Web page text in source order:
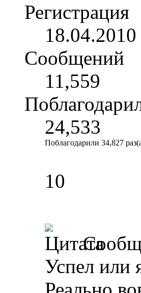
Регистрация
18.04.2010
Сообщений
11,559
24,533
Поблагодарили 34,827
10
Успел или